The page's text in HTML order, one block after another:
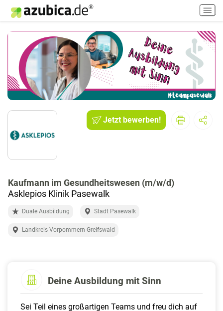
H
a
u
p
t
m
e
n
ü
i
Jetzt bewerben!
Kaufmann im Gesundheitswesen (m/w/d)
Asklepios Klinik Pasewalk
Duale Ausbildung Stadt Pasewalk
Landkreis Vorpommern-Greifswald
Deine Ausbildung mit Sinn
Sei Teil eines großartigen Teams und freu dich auf